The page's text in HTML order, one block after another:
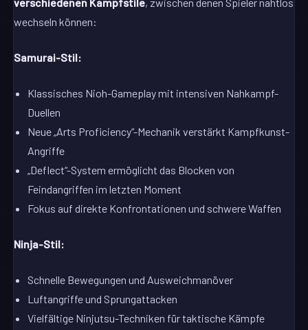
wechseln können:
Samurai-Stil:
Klassisches Nioh-Gameplay mit intensiven Nahkampf-
Duellen
Neue „Arts Proficiency“-Mechanik verstärkt Kampfkunst-
Angriffe
„Deflect“-System ermöglicht das Blocken von
Feindangriffen im letzten Moment
Fokus auf direkte Konfrontationen und schwere Waffen
Ninja-Stil:
Schnelle Bewegungen und Ausweichmanöver
Luftangriffe und Sprungattacken
Vielfältige Ninjutsu-Techniken für taktische Kämpfe